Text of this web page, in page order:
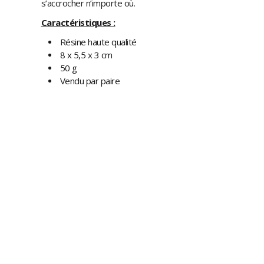
s’accrocher n’importe où.
Caractéristiques :
Résine haute qualité
8 x 5,5 x 3 cm
50 g
Vendu par paire